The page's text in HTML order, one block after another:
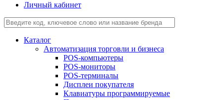
Личный кабинет
Каталог
Автоматизация торговли и бизнеса
POS-компьютеры
POS-мониторы
POS-терминалы
Дисплеи покупателя
Клавиатуры программируемые